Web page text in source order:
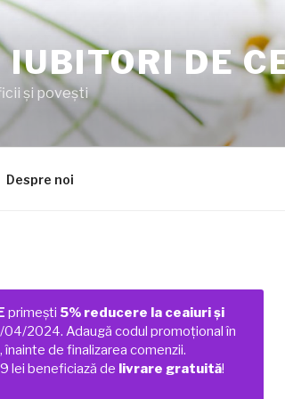
DE
şi poveşti
Despre noi
primești 5% reducere la ceaiuri și
04/2024. Adaugă codul promoțional în
de finalizarea comenzii.
lei beneficiază de livrare gratuită!